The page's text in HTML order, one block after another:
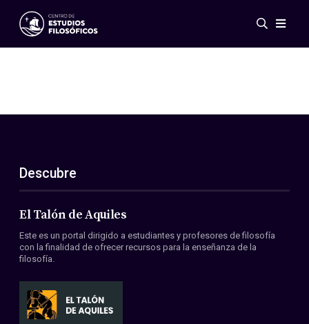
Eventos
ES
EN
Acerca de nosotros
Miembros
Convenios
Descubre
El Talón de Aquiles
Este es un portal dirigido a estudiantes y profesores de filosofía
con la finalidad de ofrecer recursos para la enseñanza de la
filosofía.